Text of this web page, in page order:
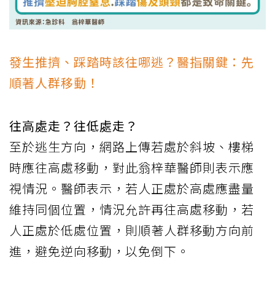
發生推擠、踩踏時該往哪逃？醫指關鍵：先
順著人群移動！
往高處走？往低處走？
至於逃生方向，網路上傳若處於斜坡、樓梯
時應往高處移動，對此翁梓華醫師則表示應
視情況。醫師表示，若人正處於高處應盡量
維持同個位置，情況允許再往高處移動，若
人正處於低處位置，則順著人群移動方向前
進，避免逆向移動，以免倒下。